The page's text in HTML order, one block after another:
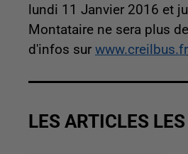
lundi 11 Janvier 2016 et
Montataire ne sera plus
d'infos sur www.creilbus.fr
LES ARTICLES